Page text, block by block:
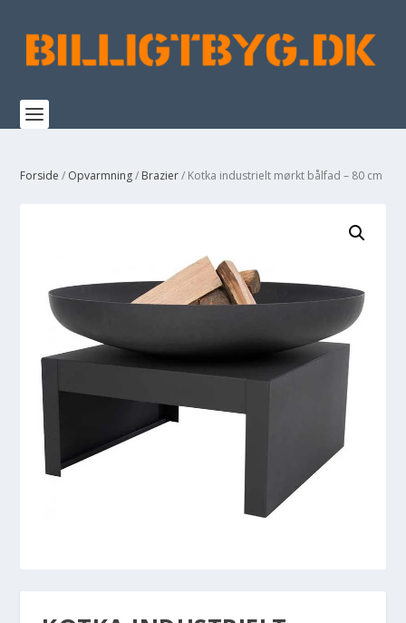
Forside / Opvarmning/ Brazier/ Kotka industrielt mørkt bålfad – 80 cm